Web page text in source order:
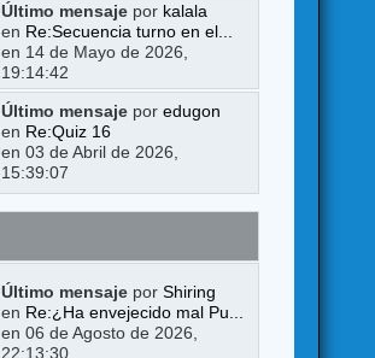
Último mensajepor kalala
en Re:Secuencia turno en el...
en 14 de Mayo de 2026,
19:14:42
Último mensajepor edugon
en Re:Quiz 16
en 03 de Abril de 2026,
15:39:07
Último mensajepor Shiring
en Re:¿Ha envejecido mal Pu...
en 06 de Agosto de 2026,
22:13:30